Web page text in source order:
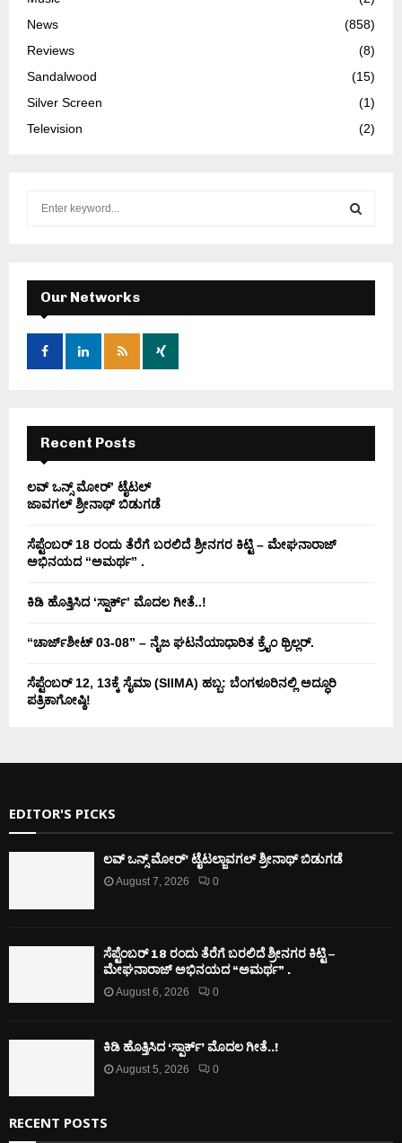
News
(858)
Reviews
(8)
Sandalwood
(15)
Silver Screen
(1)
Television
(2)
f
o
:
E
A
H
Our Networks
Recent Posts
ಲವ್ ಒನ್ಸ್ ಮೋರ್’ ಟೈಟಲ್
ಜಾವಗಲ್ ಶ್ರೀನಾಥ್ ಬಿಡುಗಡೆ
ಸೆಪ್ಟೆಂಬರ್ 18 ರಂದು ತೆರೆಗೆ ಬರಲಿದೆ ಶ್ರೀನಗರ ಕಿಟ್ಟಿ – ಮೇಘನಾರಾಜ್
ಅಭಿನಯದ “ಅಮರ್ಥ” .
ಕಿಡಿ‌‌ ಹೊತ್ತಿಸಿದ ‘ಸ್ಪಾರ್ಕ್’ ಮೊದಲ‌ ಗೀತೆ..!
“ಚಾರ್ಜ್‌ಶೀಟ್ 03-08” – ನೈಜ ಘಟನೆಯಾಧಾರಿತ ಕ್ರೈಂ ಥ್ರಿಲ್ಲರ್.
ಸೆಪ್ಟೆಂಬರ್ 12, 13ಕ್ಕೆ ಸೈಮಾ (SIIMA) ಹಬ್ಬ: ಬೆಂಗಳೂರಿನಲ್ಲಿ ಅದ್ಧೂರಿ
ಪತ್ರಿಕಾಗೋಷ್ಠಿ!
EDITOR'S PICKS
ಲವ್ ಒನ್ಸ್ ಮೋರ್’ ಟೈಟಲ್ಜಾವಗಲ್ ಶ್ರೀನಾಥ್ ಬಿಡುಗಡೆ
August 7, 2026 0
ಸೆಪ್ಟೆಂಬರ್ 18 ರಂದು ತೆರೆಗೆ ಬರಲಿದೆ ಶ್ರೀನಗರ ಕಿಟ್ಟಿ –
ಮೇಘನಾರಾಜ್ ಅಭಿನಯದ “ಅಮರ್ಥ” .
August 6, 2026 0
ಕಿಡಿ‌‌ ಹೊತ್ತಿಸಿದ ‘ಸ್ಪಾರ್ಕ್’ ಮೊದಲ‌ ಗೀತೆ..!
August 5, 2026 0
RECENT POSTS